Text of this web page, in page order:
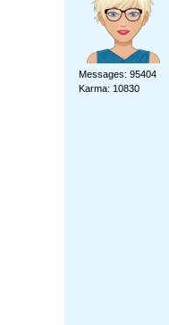
Messages: 95404
Karma: 10830